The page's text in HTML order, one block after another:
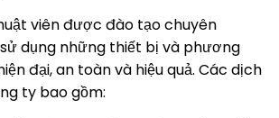
viên được đào tạo chuyên
dụng những thiết bị và phương
đại, an toàn và hiệu quả. Các dịch
ty bao gồm: